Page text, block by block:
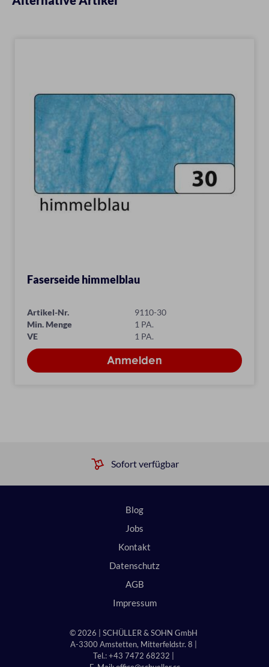
Faserseide himmelblau
Artikel-Nr.
9110-30
Min. Menge
1 PA.
VE
1 PA.
Sofort verfügbar
© 2026 | SCHÜLLER & SOHN GmbH
A-3300 Amstetten, Mitterfeldstr. 8 |
Tel.: +43 7472 68232 |
Blog
Jobs
Kontakt
Datenschutz
AGB
Impressum